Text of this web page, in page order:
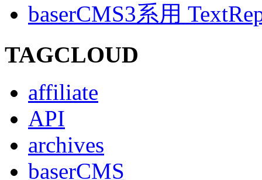
baserCMS3系用
TAGCLOUD
affiliate
API
archives
baserCMS